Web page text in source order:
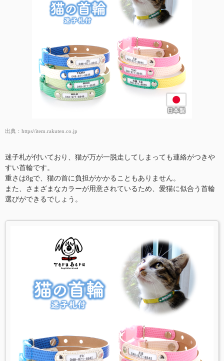
出典： https//item.rakuten.co.jp
迷子札が付いており、猫が万が一脱走してしまっても連絡がつきや
すい首輪です。
重さは8gで、猫の首に負担がかかることもありません。
また、さまざまなカラーが用意されているため、愛猫に似合う首輪
選びができるでしょう。